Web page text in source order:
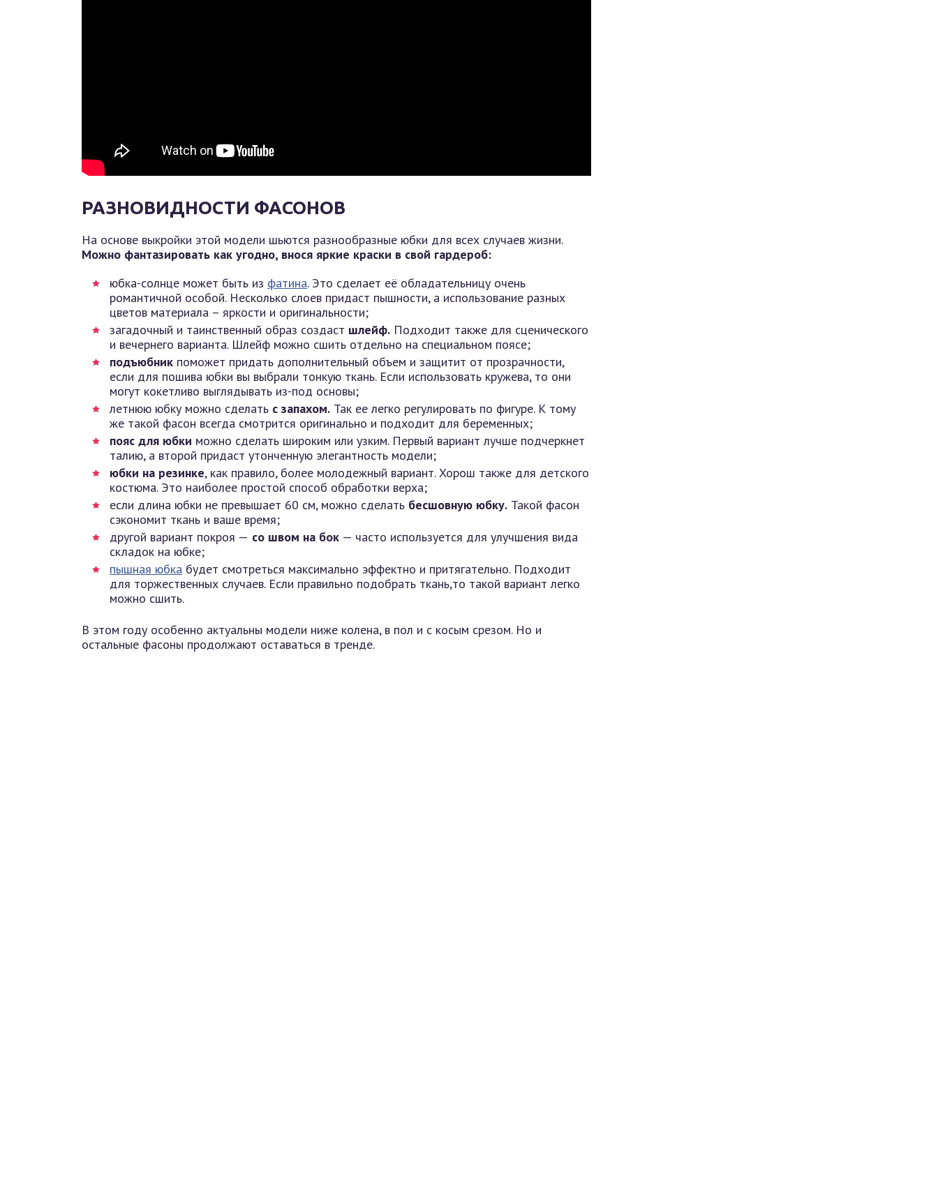
РАЗНОВИДНОСТИ ФАСОНОВ
На основе выкройки этой модели шьются разнообразные юбки для всех случаев жизни.
Можно фантазировать как угодно, внося яркие краски в свой гардероб:
юбка-солнце может быть из фатина. Это сделает её обладательницу очень
романтичной особой. Несколько слоев придаст пышности, а использование разных
цветов материала – яркости и оригинальности;
загадочный и таинственный образ создаст шлейф. Подходит также для сценического
и вечернего варианта. Шлейф можно сшить отдельно на специальном поясе;
подъюбник поможет придать дополнительный объем и защитит от прозрачности,
если для пошива юбки вы выбрали тонкую ткань. Если использовать кружева, то они
могут кокетливо выглядывать из-под основы;
летнюю юбку можно сделать с запахом. Так ее легко регулировать по фигуре. К тому
же такой фасон всегда смотрится оригинально и подходит для беременных;
пояс для юбки можно сделать широким или узким. Первый вариант лучше подчеркнет
талию, а второй придаст утонченную элегантность модели;
юбки на резинке, как правило, более молодежный вариант. Хорош также для детского
костюма. Это наиболее простой способ обработки верха;
если длина юбки не превышает 60 см, можно сделать бесшовную юбку. Такой фасон
сэкономит ткань и ваше время;
другой вариант покроя — со швом на бок — часто используется для улучшения вида
складок на юбке;
пышная юбка будет смотреться максимально эффектно и притягательно. Подходит
для торжественных случаев. Если правильно подобрать ткань,то такой вариант легко
можно сшить.
В этом году особенно актуальны модели ниже колена, в пол и с косым срезом. Но и
остальные фасоны продолжают оставаться в тренде.